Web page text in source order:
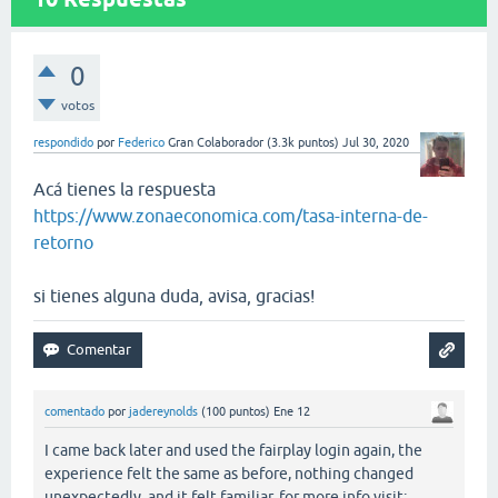
0
votos
respondido por Federico Gran Colaborador (3.3k puntos) Jul 30, 2020
Acá tienes la respuesta
https://www.zonaeconomica.com/tasa-interna-de-
retorno
si tienes alguna duda, avisa, gracias!
comentado por jadereynolds (100 puntos) Ene 12
I came back later and used the fairplay login again, the
experience felt the same as before, nothing changed